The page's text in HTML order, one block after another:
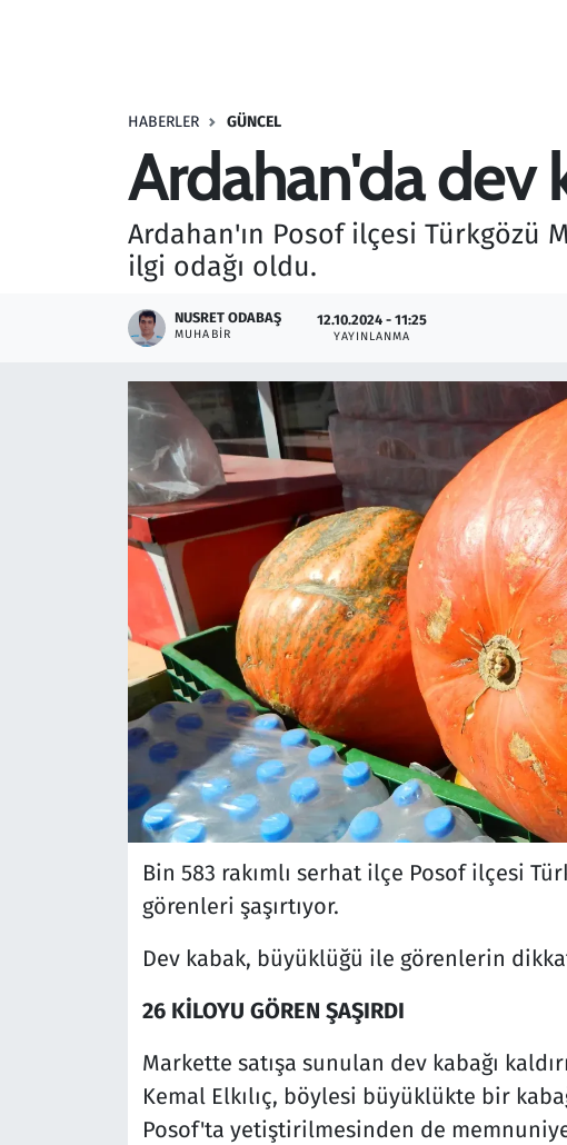
HABERLER GÜNCEL
Ardahan'da dev
Ardahan'ın Posof ilçesi Türkgözü
ilgi odağı oldu.
NUSRET ODABAŞ
MUHABIR
12.10.2024 - 11:25
YAYINLANMA
Bin 583 rakımlı serhat ilçe Posof ilçesi
görenleri şaşırtıyor.
Dev kabak, büyüklüğü ile görenlerin
26 KİLOYU GÖREN ŞAŞIRDI
Markette satışa sunulan dev kabağı
Kemal Elkılıç, böylesi büyüklükte bir
Posof'ta yetiştirilmesinden de
Savunma Sanayi
Seçim 2023
Teknoloji ve Bilim
Televizyon